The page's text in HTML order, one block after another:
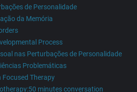
de Personalidade
da Memória
Process
nas Perturbações de Personalidade
Problemáticas
Focused Therapy
minutes conversation